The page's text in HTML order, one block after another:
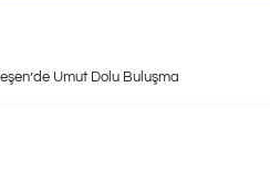
Umut Dolu Buluşma